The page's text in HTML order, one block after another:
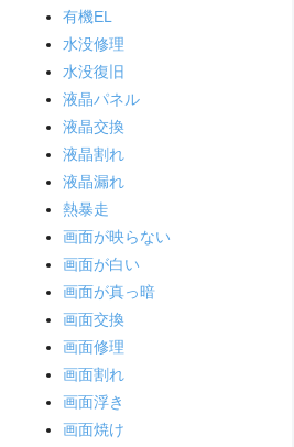
有機EL
水没修理
水没復旧
液晶パネル
液晶交換
液晶割れ
液晶漏れ
熱暴走
画面が映らない
画面が白い
画面が真っ暗
画面交換
画面修理
画面割れ
画面浮き
画面焼け